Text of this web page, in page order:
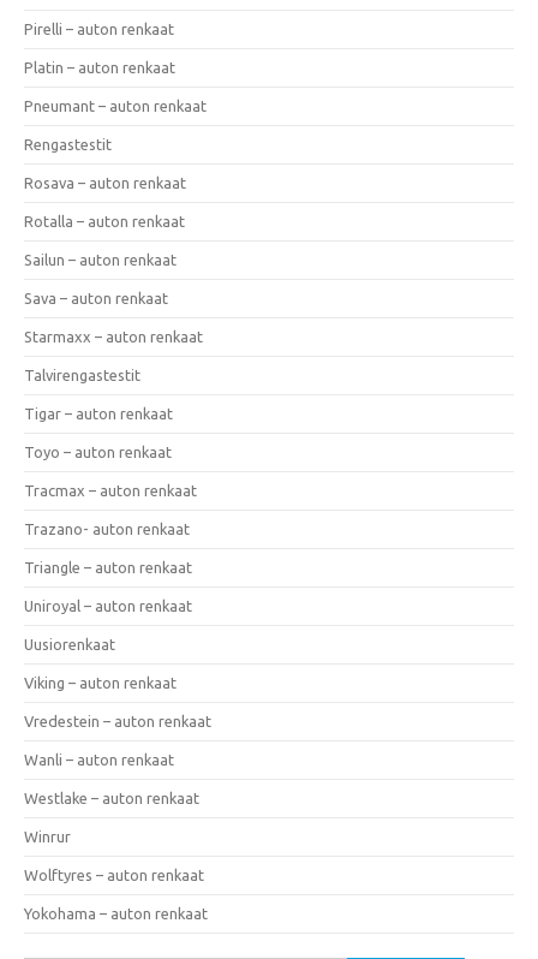
Pirelli – auton renkaat
Platin – auton renkaat
Pneumant – auton renkaat
Rengastestit
Rosava – auton renkaat
Rotalla – auton renkaat
Sailun – auton renkaat
Sava – auton renkaat
Starmaxx – auton renkaat
Talvirengastestit
Tigar – auton renkaat
Toyo – auton renkaat
Tracmax – auton renkaat
Trazano- auton renkaat
Triangle – auton renkaat
Uniroyal – auton renkaat
Uusiorenkaat
Viking – auton renkaat
Vredestein – auton renkaat
Wanli – auton renkaat
Westlake – auton renkaat
Winrur
Wolftyres – auton renkaat
Yokohama – auton renkaat